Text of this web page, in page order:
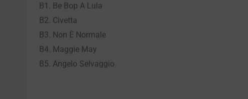
B1. Be Bop A Lula
B2. Civetta
B3. Non È Normale
B4. Maggie May
B5. Angelo Selvaggio